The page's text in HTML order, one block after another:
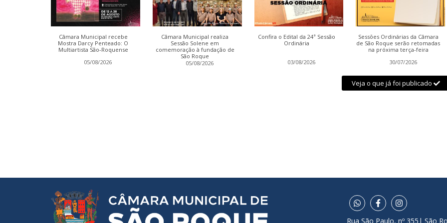
Câmara Municipal recebe
Mostra Darcy Penteado: O
Multiartista São-Roquense
05/08/2026
Câmara Municipal realiza
Sessão Solene em
comemoração à fundação de
São Roque
05/08/2026
Confira o Edital da 24ª Sessão
Ordinária
03/08/2026
Sessões Ordinárias da Câmara
de São Roque serão retomadas
na próxima terça-feira
30/07/2026
Veja o que já foi publicado
Rua São Paulo, nº 355| São